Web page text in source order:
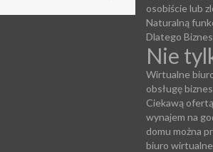
osobiście lub
Naturalną
Dlatego
Nie
Wirtualne
obsługę
Ciekawą
wynajem na
domu można
biuro